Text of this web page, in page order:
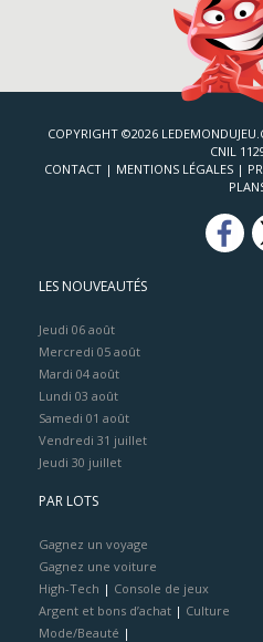
COPYRIGHT ©2026
CNIL
CONTACT | MENTIONS LÉGALES |
LES NOUVEAUTÉS
Jeudi 06 août
Mercredi 05 août
Mardi 04 août
Lundi 03 août
Samedi 01 août
Vendredi 31 juillet
Jeudi 30 juillet
PAR LOTS
Gagnez un voyage
Gagnez une voiture
High-Tech | Console de jeux
Argent et bons d’achat | Culture
Mode/Beauté |